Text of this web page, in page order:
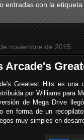
entradas con la etiqueta
noviembre de 2015
Arcade's
Greatest Hits es una
por Williams para
de Mega Drive
en forma de un
muy simples en